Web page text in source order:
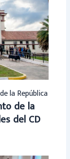
la República
de la
del CD